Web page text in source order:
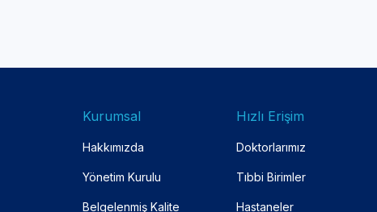
Kurumsal
Hakkımızda
Yönetim Kurulu
Belgelenmiş Kalite
Hızlı Erişim
Doktorlarımız
Tıbbi Birimler
Hastaneler